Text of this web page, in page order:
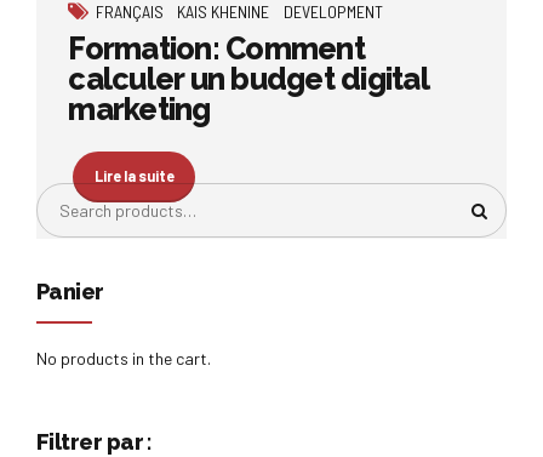
FRANÇAIS KAIS KHENINE DEVELOPMENT
Formation: Comment
calculer un budget digital
marketing
Lire la suite
Panier
No products in the cart.
Filtrer par :